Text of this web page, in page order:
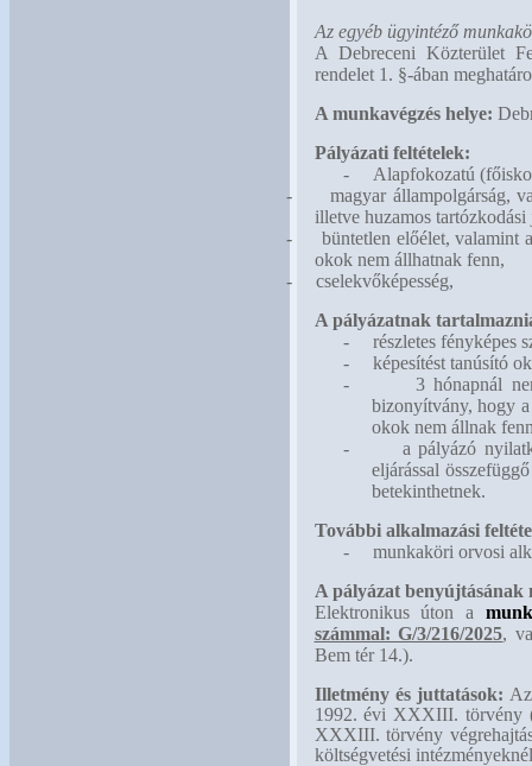
Az egyéb ügyintéző
A Debreceni Közterület
rendelet 1. §-ában
A munkavégzés helye:
Pályázati feltételek:
-
Alapfokozatú
-
magyar állampolgárság,
illetve huzamos
-
büntetlen előélet, valamint
okok nem állhatnak fenn,
-
cselekvőképesség,
A pályázatnak
-
részletes fényképes
-
képesítést tanúsító
-
3 hónapnál
bizonyítvány, hogy
okok nem állnak
-
a pályázó
eljárással
betekinthetnek.
További alkalmazási
-
munkaköri orvosi
A pályázat benyújtásának
Elektronikus úton a
számmal: G/3/216/2025,
Bem tér 14.).
Illetmény és juttatások:
1992. évi XXXIII. törvény
XXXIII. törvény
költségvetési